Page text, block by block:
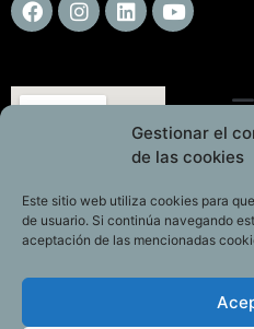
Gestionar el
de las cookies
Este sitio web utiliza cookies para
de usuario. Si continúa navegando
aceptación de las mencionadas